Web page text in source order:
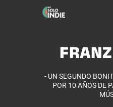
- UN SEGUNDO
POR 10 AÑOS DE